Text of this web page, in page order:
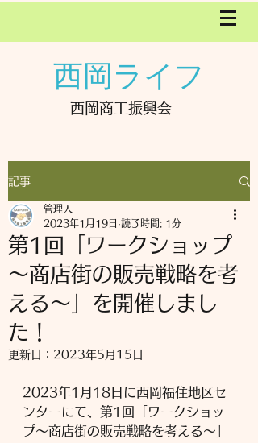
西岡ライフ
西岡商工振興会
記事
第1回「ワークショップ
～商店街の販売戦略を考
える～」を開催しまし
た！
管理人
2023年1月19日 読了時間: 1分
更新日： 2023年5月15日
2023年1月18日に西岡福住地区セ
ンターにて、第1回「ワークショッ
プ～商店街の販売戦略を考える～」